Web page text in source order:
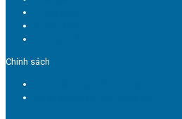
Chính sách